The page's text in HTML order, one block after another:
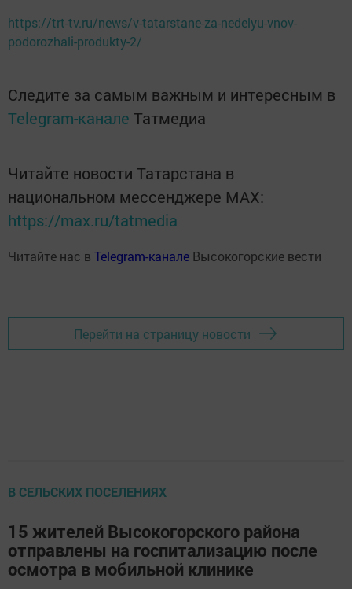
https://trt-tv.ru/news/v-tatarstane-za-nedelyu-vnov-
podorozhali-produkty-2/
Следите за самым важным и интересным в
Telegram-канале Татмедиа
Читайте новости Татарстана в
национальном мессенджере MАХ:
https://max.ru/tatmedia
Читайте нас в Telegram-канале Высокогорские вести
Перейти на страницу новости
В СЕЛЬСКИХ ПОСЕЛЕНИЯХ
15 жителей Высокогорского района
отправлены на госпитализацию после
осмотра в мобильной клинике